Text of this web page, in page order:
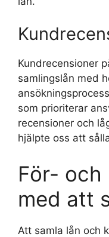
Kundrecensioner
samlingslån med
som prioriterar
recensioner och
hjälpte oss att
För- och
med att
Att samla lån och